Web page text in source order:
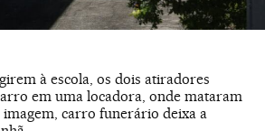
à escola, os dois atiradores
em uma locadora, onde mataram
carro funerário deixa a